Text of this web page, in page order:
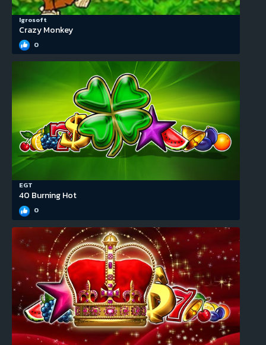
Igrosoft
Crazy Monkey
0
EGT
40 Burning Hot
0